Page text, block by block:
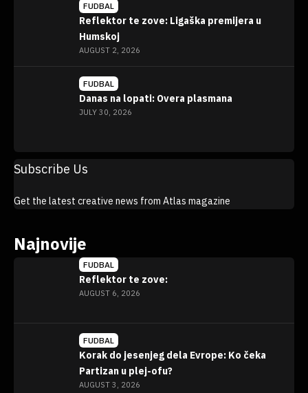
FUDBAL
Reflektor te zove: Ligaška premijera u
Humskoj
AUGUST 2, 2026
FUDBAL
Danas na lopati: Overa plasmana
JULY 30, 2026
Subscribe Us
Get the latest creative news from Atlas magazine
Najnovije
FUDBAL
Reflektor te zove:
AUGUST 6, 2026
FUDBAL
Korak do jesenjeg dela Evrope: Ko čeka
Partizan u plej-ofu?
AUGUST 3, 2026